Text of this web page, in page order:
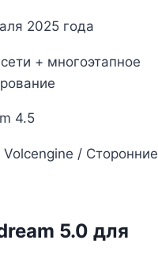
2025 года
+ многоэтапное
4.5
/ Сторонние
5.0 для